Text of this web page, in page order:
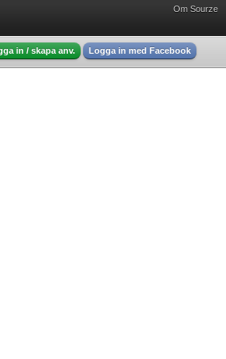
Om Sourze
in / skapa anv. Logga in med Facebook